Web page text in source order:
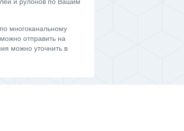
многоканальному
отправить на
можно уточнить в